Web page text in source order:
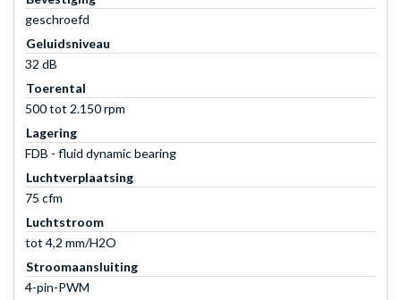
geschroefd
Geluidsniveau
32 dB
Toerental
500 tot 2.150 rpm
Lagering
FDB - fluid dynamic bearing
Luchtverplaatsing
75 cfm
Luchtstroom
tot 4,2 mm/H2O
Stroomaansluiting
4-pin-PWM